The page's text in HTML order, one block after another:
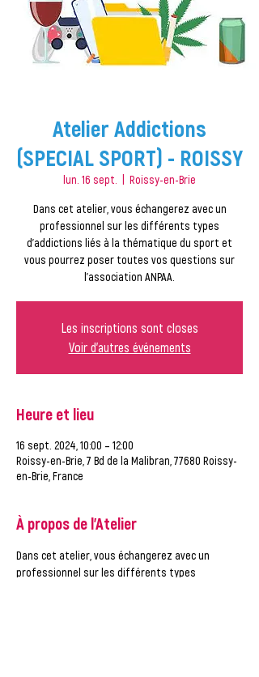
Atelier Addictions
(SPECIAL SPORT) - ROISSY
lun. 16 sept. Roissy-en-Brie
Dans cet atelier, vous échangerez avec un
professionnel sur les différents types
d'addictions liés à la thématique du sport et
vous pourrez poser toutes vos questions sur
l'association ANPAA.
Les inscriptions sont closes
Voir d'autres événements
Heure et lieu
16 sept. 2024, 10:00 – 12:00
Roissy-en-Brie, 7 Bd de la Malibran, 77680 Roissy-
en-Brie, France
À propos de l'Atelier
Dans cet atelier, vous échangerez avec un
professionnel sur les différents types